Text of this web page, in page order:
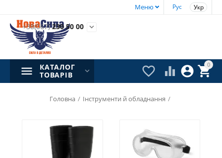
Рус Укр
Меню
+38(067)230 50 00 
0


 
КАТАЛОГ
ТОВАРІВ
Головна / Інструменти й обладнання /